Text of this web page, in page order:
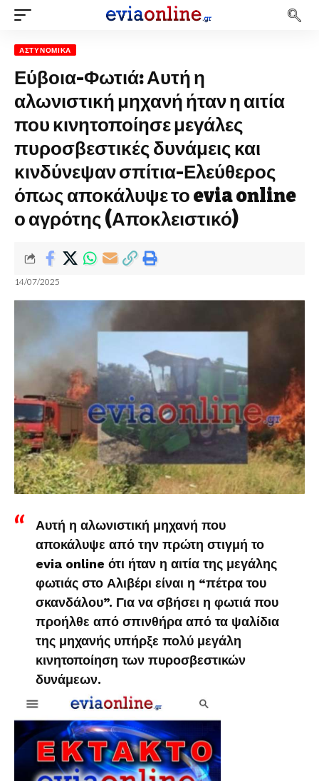
ΑΣΤΥΝΟΜΙΚΆ
Εύβοια-Φωτιά: Αυτή η
αλωνιστική μηχανή ήταν η αιτία
που κινητοποίησε μεγάλες
πυροσβεστικές δυνάμεις και
κινδύνεψαν σπίτια-Ελεύθερος
όπως αποκάλυψε το evia online
ο αγρότης (Αποκλειστικό)
14/07/2025
Αυτή η αλωνιστική μηχανή που
αποκάλυψε από την πρώτη στιγμή το
evia online ότι ήταν η αιτία της μεγάλης
φωτιάς στο Αλιβέρι είναι η “πέτρα του
σκανδάλου”. Για να σβήσει η φωτιά που
προήλθε από σπινθήρα από τα ψαλίδια
της μηχανής υπήρξε πολύ μεγάλη
κινητοποίηση των πυροσβεστικών
δυνάμεων.